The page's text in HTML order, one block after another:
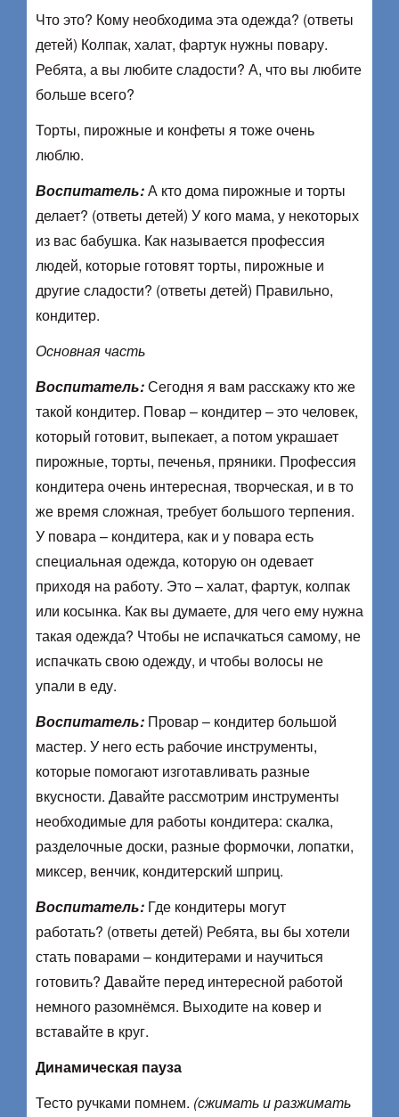
Что это? Кому необходима эта одежда? (ответы
детей) Колпак, халат, фартук нужны повару.
Ребята, а вы любите сладости? А, что вы любите
больше всего?
Торты, пирожные и конфеты я тоже очень
люблю.
Воспитатель:А кто дома пирожные и торты
делает? (ответы детей) У кого мама, у некоторых
из вас бабушка. Как называется профессия
людей, которые готовят торты, пирожные и
другие сладости? (ответы детей) Правильно,
кондитер.
Основная часть
Воспитатель:Сегодня я вам расскажу кто же
такой кондитер. Повар – кондитер – это человек,
который готовит, выпекает, а потом украшает
пирожные, торты, печенья, пряники. Профессия
кондитера очень интересная, творческая, и в то
же время сложная, требует большого терпения.
У повара – кондитера, как и у повара есть
специальная одежда, которую он одевает
приходя на работу. Это – халат, фартук, колпак
или косынка. Как вы думаете, для чего ему нужна
такая одежда? Чтобы не испачкаться самому, не
испачкать свою одежду, и чтобы волосы не
упали в еду.
Воспитатель: Провар – кондитер большой
мастер. У него есть рабочие инструменты,
которые помогают изготавливать разные
вкусности. Давайте рассмотрим инструменты
необходимые для работы кондитера: скалка,
разделочные доски, разные формочки, лопатки,
миксер, венчик, кондитерский шприц.
Воспитатель: Где кондитеры могут
работать? (ответы детей) Ребята, вы бы хотели
стать поварами – кондитерами и научиться
готовить? Давайте перед интересной работой
немного разомнёмся. Выходите на ковер и
вставайте в круг.
Динамическая пауза
Тесто ручками помнем. (сжимать и разжимать